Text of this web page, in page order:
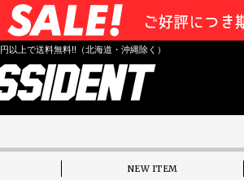
以上で送料無料!!（北海道・沖縄除く）
NEW ITEM